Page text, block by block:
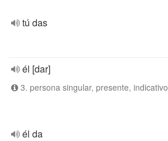
tú das
él [dar]
3. persona singular, presente, indicativo
él da